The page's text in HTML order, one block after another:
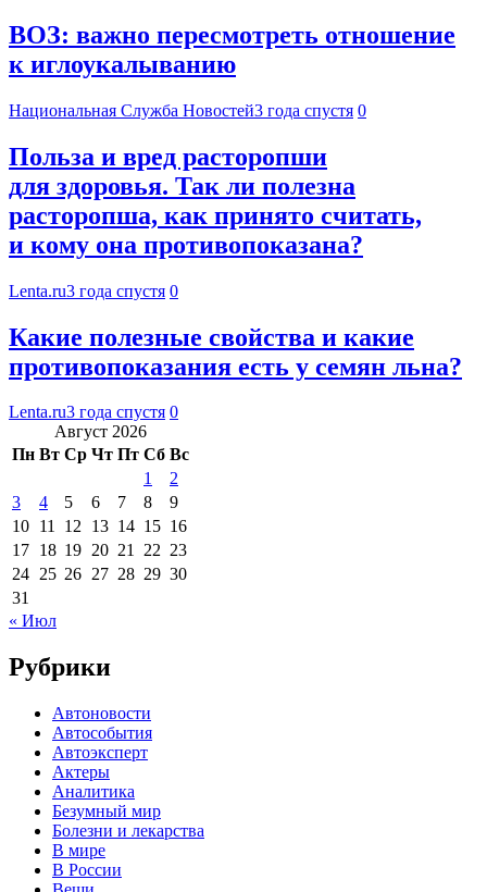
ВОЗ: важно пересмотреть отношение
к иглоукалыванию
Национальная Служба Новостей3 года спустя 0
Польза и вред расторопши
для здоровья. Так ли полезна
расторопша, как принято считать,
и кому она противопоказана?
Lenta.ru3 года спустя 0
Какие полезные свойства и какие
противопоказания есть у семян льна?
Lenta.ru3 года спустя 0
Август 2026
Пн Вт Ср Чт Пт Сб Вс
1
2
3
4 5 6 7 8
9
10 11 12 13 14 15 16
17 18 19 20 21 22 23
24 25 26 27 28 29 30
31
« Июл
Рубрики
Автоновости
Автособытия
Автоэксперт
Актеры
Аналитика
Безумный мир
Болезни и лекарства
В мире
В России